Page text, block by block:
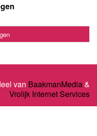
van BaakmanMedia&
Vrolijk Internet Services